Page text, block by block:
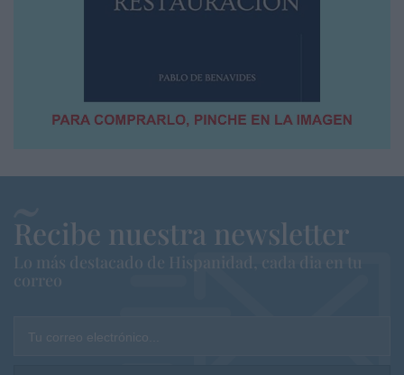
Recibe nuestra newsletter
Lo más destacado de Hispanidad, cada dia en tu
correo
Tu correo electrónico...